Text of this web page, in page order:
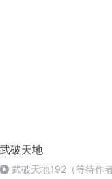
武破天地
武破天地192（等待作